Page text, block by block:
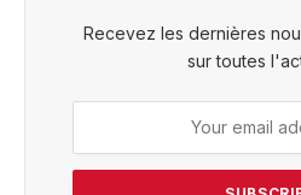
Recevez les dernières
sur toutes